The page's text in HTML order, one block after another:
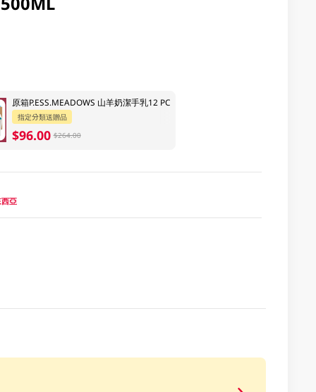
原箱P.ESS.MEADOWS 山羊奶潔手乳12 PC
指定分類送贈品
$96.00 $264.00
亞